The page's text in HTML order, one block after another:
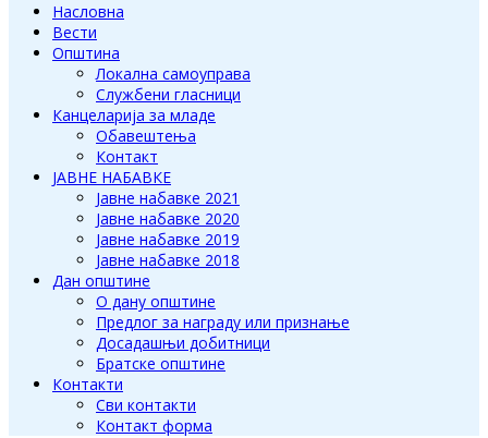
Насловна
Вести
Општина
Локална самоуправа
Службени гласници
Канцеларија за младе
Обавештења
Контакт
ЈАВНЕ НАБАВКЕ
Јавне набавке 2021
Јавне набавке 2020
Јавне набавке 2019
Јавне набавке 2018
Дан општине
О дану општине
Предлог за награду или признање
Досадашњи добитници
Братске општине
Контакти
Сви контакти
Контакт форма